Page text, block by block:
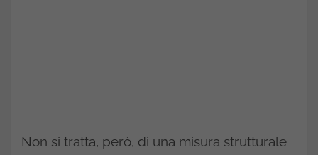
Non si tratta, però, di una misura strutturale